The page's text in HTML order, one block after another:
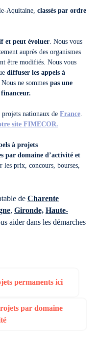
Aquitaine, classés par ordre
et peut évoluer . Nous vous
auprès des organismes
être modifiés. Nous vous
diffuser les appels à
Nous ne sommes pas une
projets nationaux de France
site FIMECOR.
à projets
par domaine d’activité et
les prix, concours, bourses,
de Charente
, Gironde, Haute-
aider dans les démarches
permanents ici
par domaine